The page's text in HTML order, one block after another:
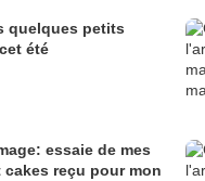
quelques petits
été
essaie de mes
reçu pour mon